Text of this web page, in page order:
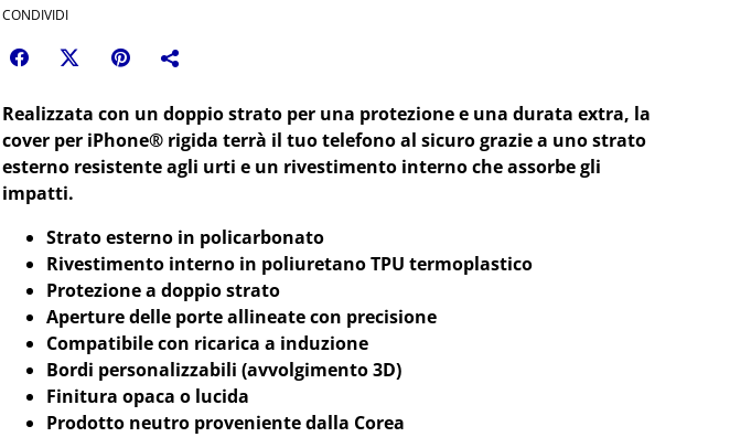
CONDIVIDI
Realizzata con un doppio strato per una protezione e una durata extra, la
cover per iPhone® rigida terrà il tuo telefono al sicuro grazie a uno strato
esterno resistente agli urti e un rivestimento interno che assorbe gli
impatti.
Strato esterno in policarbonato
Rivestimento interno in poliuretano TPU termoplastico
Protezione a doppio strato
Aperture delle porte allineate con precisione
Compatibile con ricarica a induzione
Bordi personalizzabili (avvolgimento 3D)
Finitura opaca o lucida
Prodotto neutro proveniente dalla Corea